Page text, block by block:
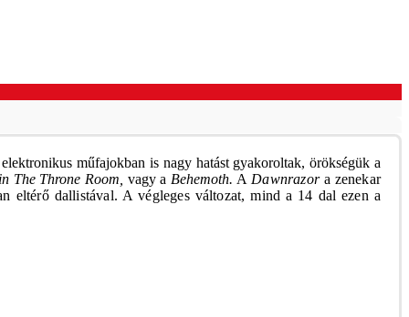
műfajokban is nagy hatást gyakoroltak, örökségük a
The Throne Room, vagy a Behemoth. A Dawnrazora zenekar
eltérő dallistával. A végleges változat, mind a 14 dal ezen a